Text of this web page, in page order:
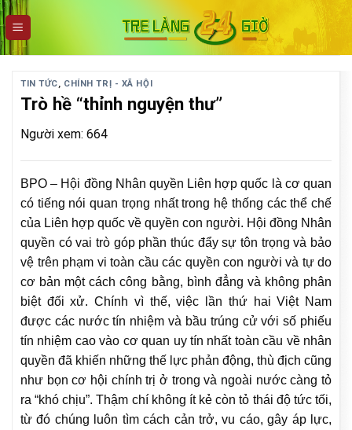
Skip
to
content
TIN TỨC, CHÍNH TRỊ - XÃ HỘI
Trò hề “thỉnh nguyện thư”
Người xem: 664
BPO – Hội đồng Nhân quyền Liên hợp quốc là cơ quan
có tiếng nói quan trọng nhất trong hệ thống các thể chế
của Liên hợp quốc về quyền con người. Hội đồng Nhân
quyền có vai trò góp phần thúc đẩy sự tôn trọng và bảo
vệ trên phạm vi toàn cầu các quyền con người và tự do
cơ bản một cách công bằng, bình đẳng và không phân
biệt đối xử. Chính vì thế, việc lần thứ hai Việt Nam
được các nước tín nhiệm và bầu trúng cử với số phiếu
tín nhiệm cao vào cơ quan uy tín nhất toàn cầu về nhân
quyền đã khiến những thế lực phản động, thù địch cũng
như bọn cơ hội chính trị ở trong và ngoài nước càng tỏ
ra “khó chịu”. Thậm chí không ít kẻ còn tỏ thái độ tức tối,
từ đó chúng luôn tìm cách cản trở, vu cáo, gây áp lực,